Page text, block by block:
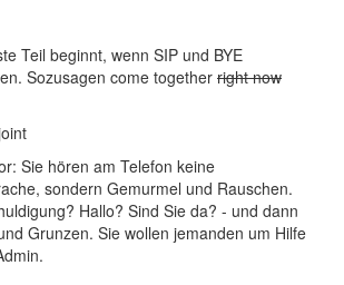
Teil beginnt, wenn SIP und BYE
Sozusagen come together right now
Sie hören am Telefon keine
sondern Gemurmel und Rauschen.
Hallo? Sind Sie da? - und dann
Grunzen. Sie wollen jemanden um Hilfe